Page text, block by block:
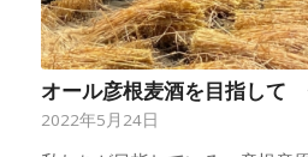
オール彦根麦酒を目指して
2022年5月24日